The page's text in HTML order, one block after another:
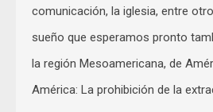
comunicación, la iglesia, entre
sueño que esperamos pronto
la región Mesoamericana, de
América: La prohibición de la